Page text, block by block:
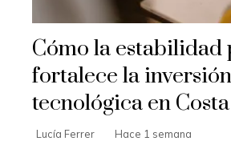
Cómo la
fortalece la inversión
tecnológica en
Lucía Ferrer Hace 1 semana